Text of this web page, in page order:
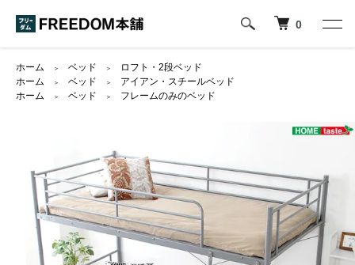
0
ホーム ＞ ベッド ＞
ロフト・2段ベッド
ホーム
＞ ベッド ＞
アイアン・スチールベッド
ホーム
＞ ベッド ＞ フレームのみのベッド